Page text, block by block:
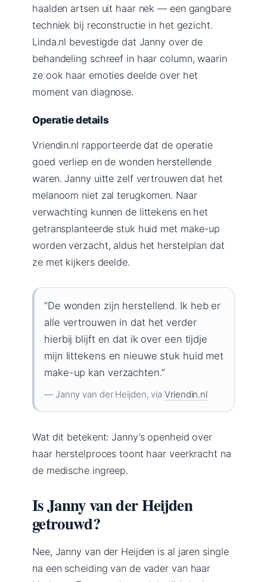
haalden artsen uit haar nek — een gangbare
techniek bij reconstructie in het gezicht.
Linda.nl bevestigde dat Janny over de
behandeling schreef in haar column, waarin
ze ook haar emoties deelde over het
moment van diagnose.
Operatie details
Vriendin.nl rapporteerde dat de operatie
goed verliep en de wonden herstellende
waren. Janny uitte zelf vertrouwen dat het
melanoom niet zal terugkomen. Naar
verwachting kunnen de littekens en het
getransplanteerde stuk huid met make-up
worden verzacht, aldus het herstelplan dat
ze met kijkers deelde.
“De wonden zijn herstellend. Ik heb er
alle vertrouwen in dat het verder
hierbij blijft en dat ik over een tijdje
mijn littekens en nieuwe stuk huid met
make-up kan verzachten.”
— Janny van der Heijden, viaVriendin.nl
Wat dit betekent: Janny’s openheid over
haar herstelproces toont haar veerkracht na
de medische ingreep.
Is Janny van der Heijden
getrouwd?
Nee, Janny van der Heijden is al jaren single
na een scheiding van de vader van haar